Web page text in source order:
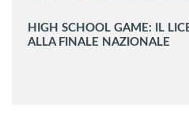
HIGH SCHOOL GAME: IL
ALLA FINALE NAZIONALE